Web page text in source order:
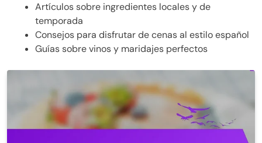
Artículos sobre ingredientes locales y de
temporada
Consejos para disfrutar de cenas al estilo español
Guías sobre vinos y maridajes perfectos